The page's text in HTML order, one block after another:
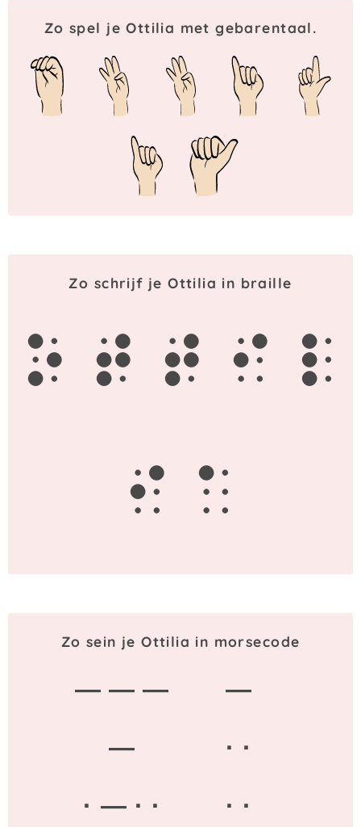
Zo spel je Ottilia met gebarentaal.
Zo schrijf je Ottilia in braille
o t t i l
i a
Zo sein je Ottilia in morsecode
— — —
—
—
· ·
· — · ·
· ·